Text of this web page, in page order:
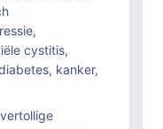
cystitis,
kanker,